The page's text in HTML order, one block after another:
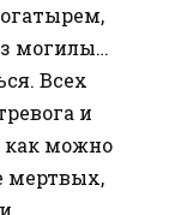
могилы…
Всех
и
как можно
мертвых,